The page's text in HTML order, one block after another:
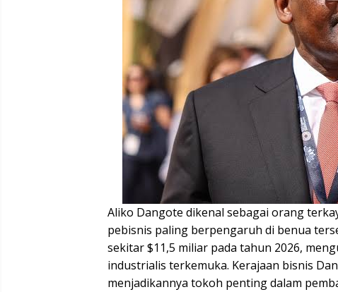
Aliko Dangote dikenal sebagai orang
pebisnis paling berpengaruh di benua
sekitar $11,5 miliar pada tahun 2026,
industrialis terkemuka. Kerajaan bisnis
menjadikannya tokoh penting dalam